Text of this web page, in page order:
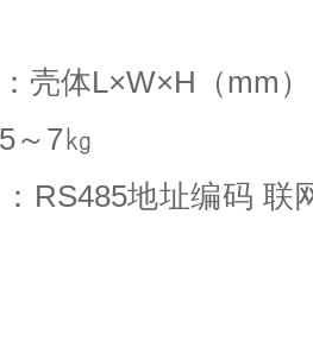
壳体L×W×H（mm
～7㎏
RS485地址编码 联